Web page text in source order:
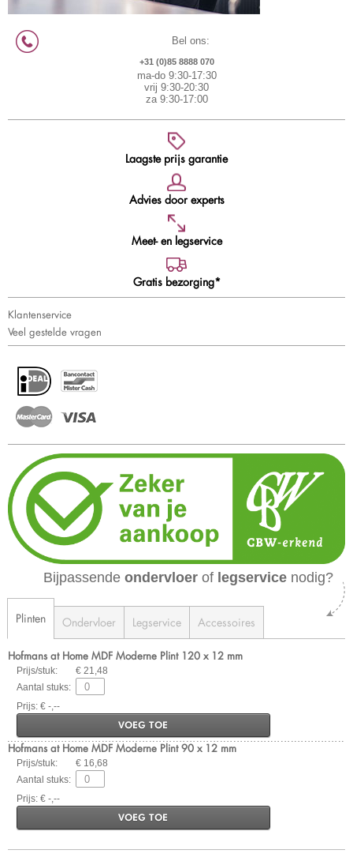
Bel ons:
+31 (0)85 8888 070
ma-do 9:30-17:30
vrij 9:30-20:30
za 9:30-17:00
Laagste prijs garantie
Advies door experts
Meet- en legservice
Gratis bezorging*
Klantenservice
Veel gestelde vragen
Bijpassende ondervloer of legservice nodig?
Plinten Ondervloer Legservice Accessoires
Hofmans at Home MDF Moderne Plint 120 x 12 mm
Prijs/stuk:
€ 21,48
Aantal stuks:
Prijs: € -,--
VOEG TOE
Hofmans at Home MDF Moderne Plint 90 x 12 mm
Prijs/stuk:
€ 16,68
Aantal stuks:
Prijs: € -,--
VOEG TOE